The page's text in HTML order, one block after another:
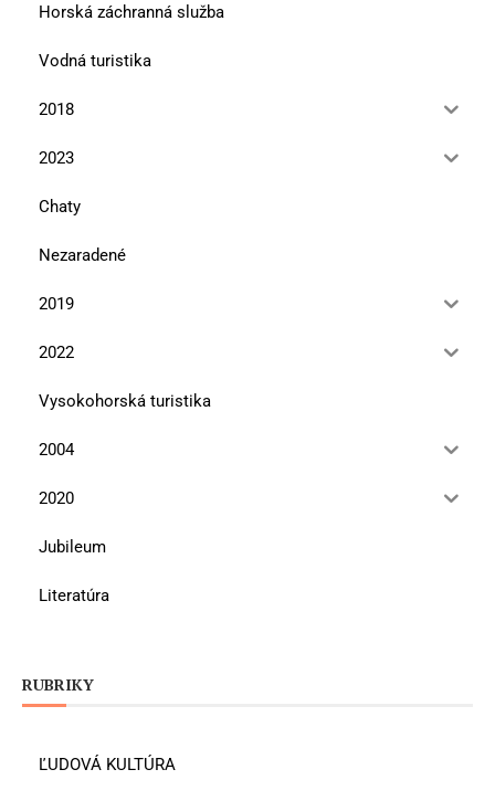
Horská záchranná služba
Vodná turistika
2018
2023
Chaty
Nezaradené
2019
2022
Vysokohorská turistika
2004
2020
Jubileum
Literatúra
RUBRIKY
ĽUDOVÁ KULTÚRA